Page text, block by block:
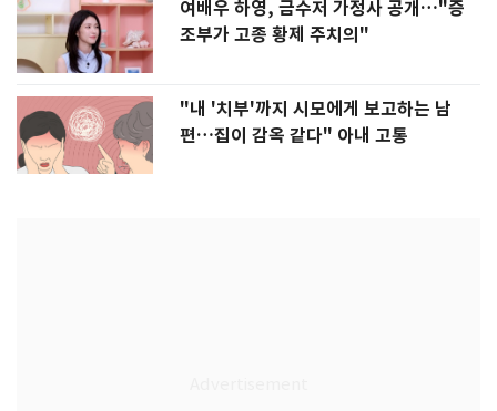
여배우 하영, 금수저 가정사 공개…"증
조부가 고종 황제 주치의"
"내 '치부'까지 시모에게 보고하는 남
편…집이 감옥 같다" 아내 고통